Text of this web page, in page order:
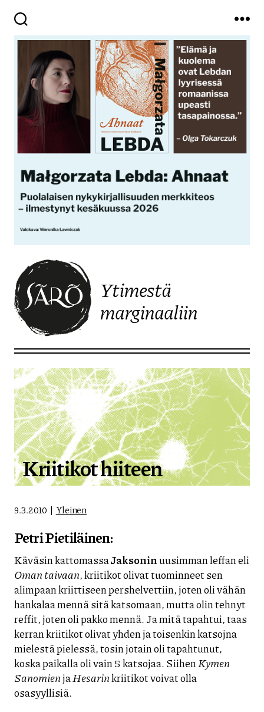
Ytimestä
marginaaliin
Kriitikot hiiteen
9.3.2010 Yleinen
Petri Pietiläinen:
Käväsin kattomassaJaksoninuusimman leffan eli
Oman taivaan, kriitikot olivat tuominneet sen
alimpaan kriittiseen pershelvettiin, joten oli vähän
hankalaa mennä sitä katsomaan, mutta olin tehnyt
reffit, joten oli pakko mennä. Ja mitä tapahtui, taas
kerran kriitikot olivat yhden ja toisenkin katsojna
mielestä pielessä, tosin jotain oli tapahtunut,
koska paikalla oli vain 5 katsojaa. SiihenKymen
SanomienjaHesarinkriitikot voivat olla
osasyyllisiä.